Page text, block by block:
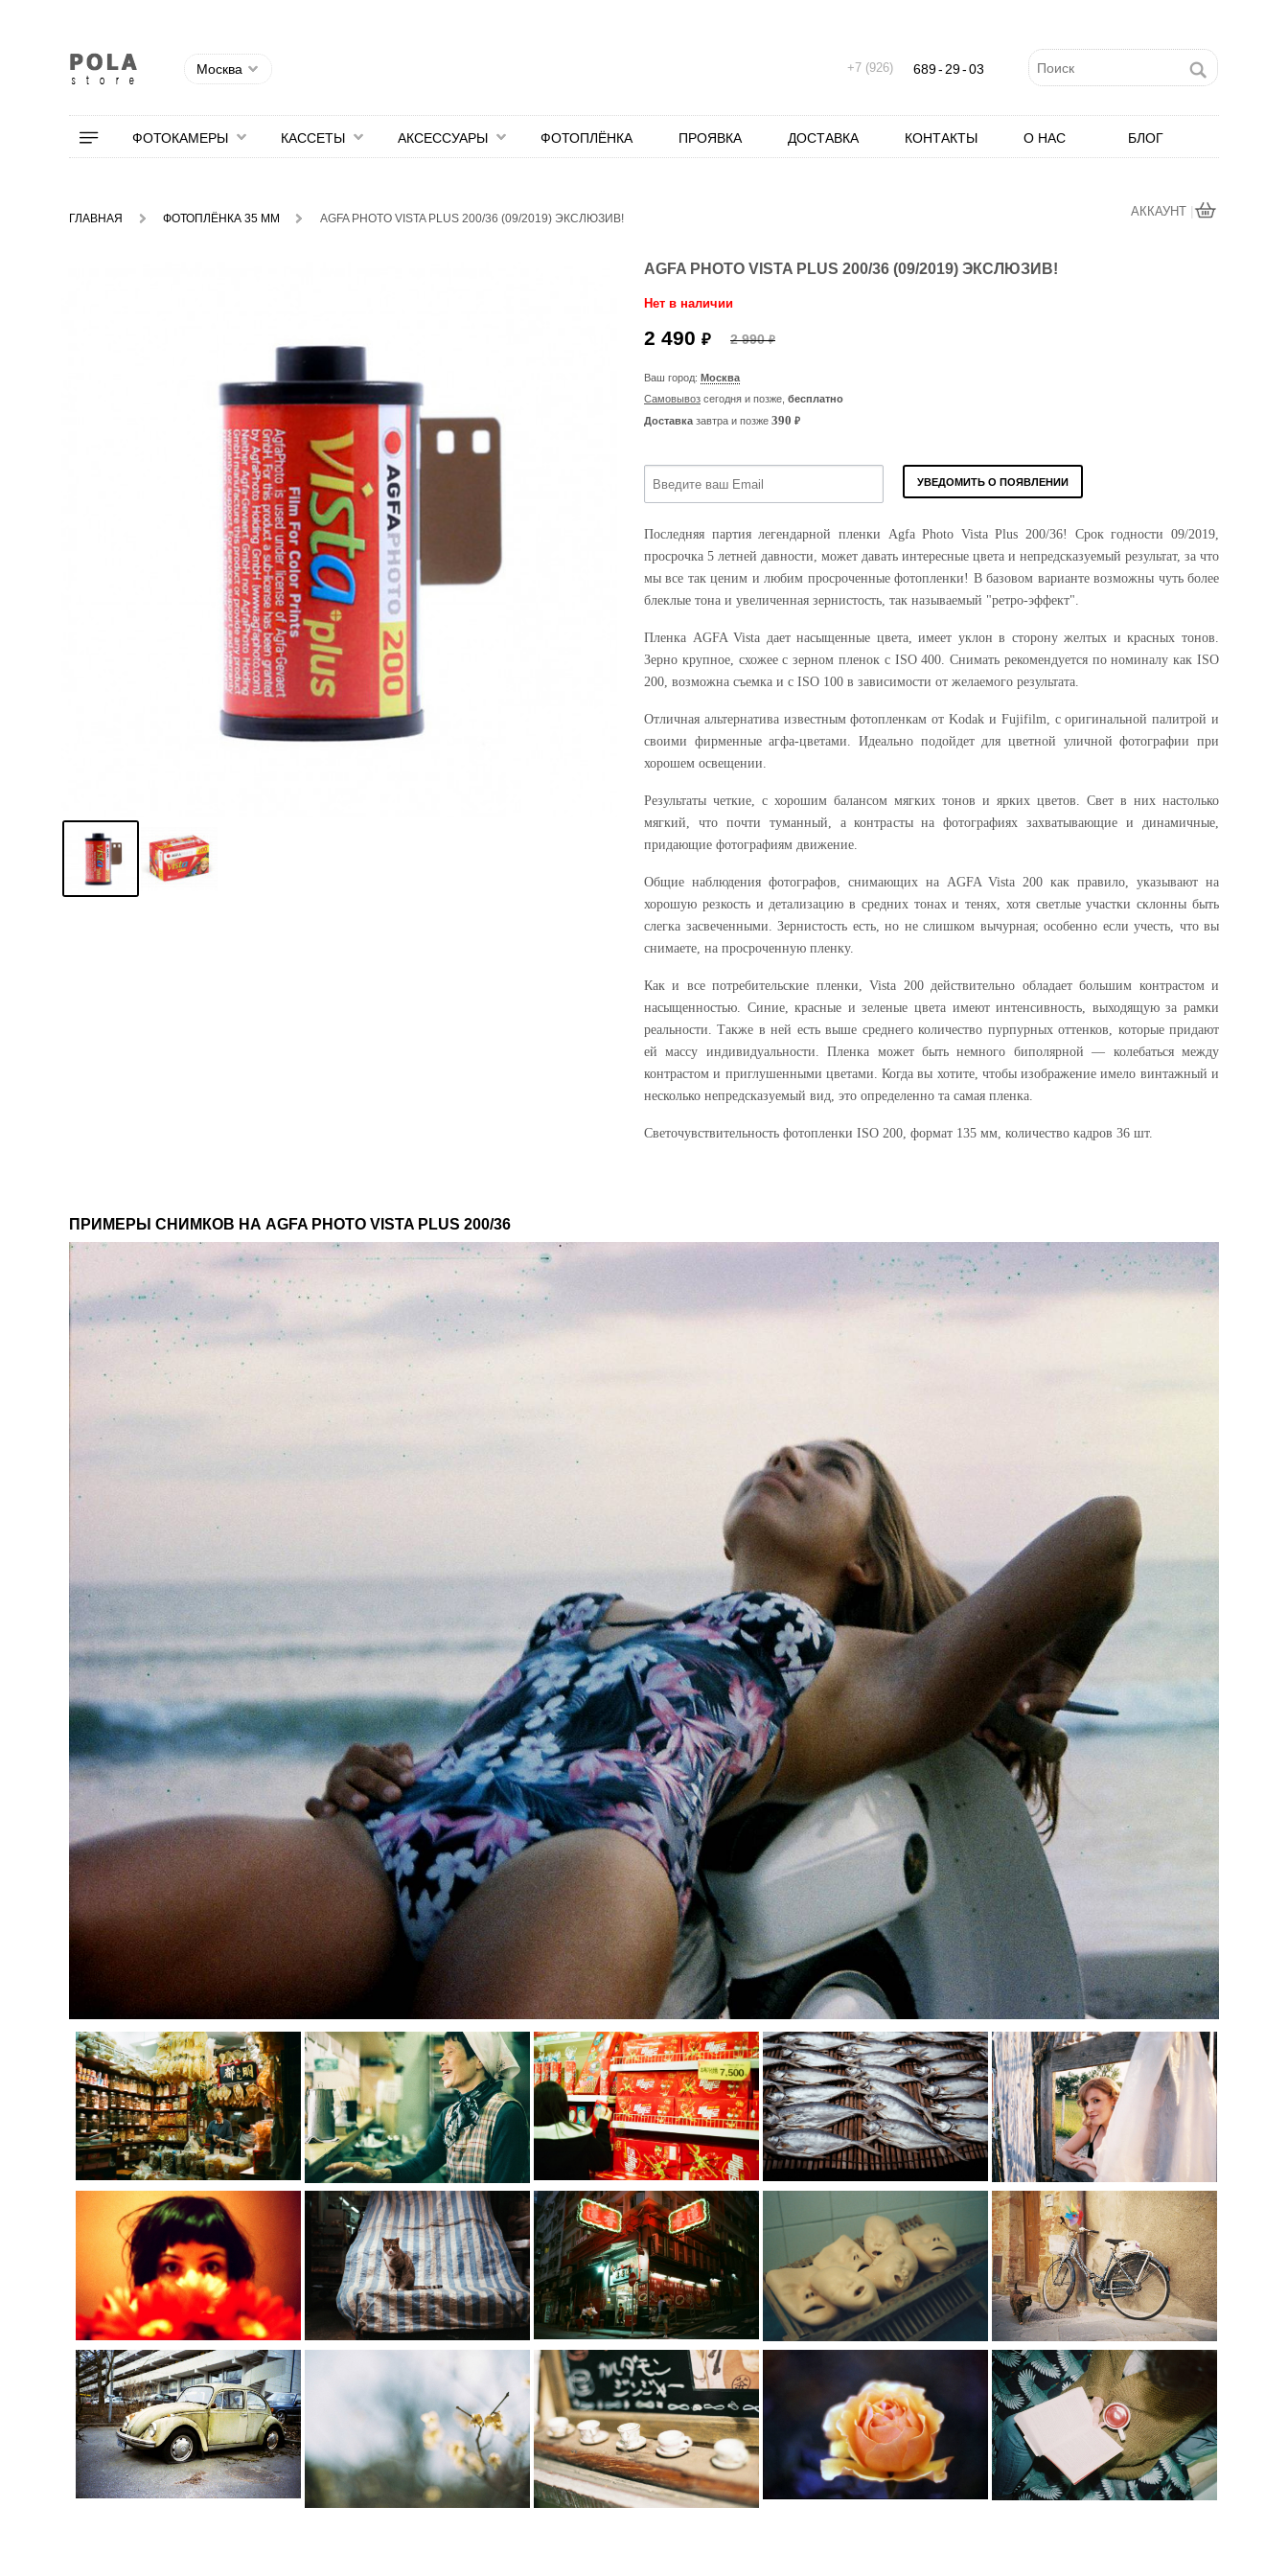
АККАУНТ |
Москва
ФОТОКАМЕРЫ КАССЕТЫ АКСЕССУАРЫ ФОТОПЛЁНКА ПРОЯВКА ДОСТАВКА КОНТАКТЫ О НАС БЛОГ
+7 (926) 689- 29-03
ГЛАВНАЯ ФОТОПЛЁНКА 35 ММ AGFA PHOTO VISTA PLUS 200/36 (09/2019) ЭКСЛЮЗИВ!
AGFA PHOTO VISTA PLUS 200/36 (09/2019) ЭКСЛЮЗИВ!
Нет в наличии
2 490 ₽ 2 990₽
Ваш город: Москва
Самовывоз сегодня и позже, бесплатно
Доставка завтра и позже 390 ₽
УВЕДОМИТЬ О ПОЯВЛЕНИИ
Последняя партия легендарной пленки Agfa Photo Vista Plus 200/36! Срок годности 09/2019,
просрочка 5 летней давности, может давать интересные цвета и непредсказуемый результат, за что
мы все так ценим и любим просроченные фотопленки! В базовом варианте возможны чуть более
блеклые тона и увеличенная зернистость, так называемый "ретро-эффект".
Пленка AGFA Vista дает насыщенные цвета, имеет уклон в сторону желтых и красных тонов.
Зерно крупное, схожее с зерном пленок с ISO 400. Снимать рекомендуется по номиналу как ISO
200, возможна съемка и с ISO 100 в зависимости от желаемого результата.
Отличная альтернатива известным фотопленкам от Kodak и Fujifilm, с оригинальной палитрой и
своими фирменные агфа-цветами. Идеально подойдет для цветной уличной фотографии при
хорошем освещении.
Результаты четкие, с хорошим балансом мягких тонов и ярких цветов. Свет в них настолько
мягкий, что почти туманный, а контрасты на фотографиях захватывающие и динамичные,
придающие фотографиям движение.
Общие наблюдения фотографов, снимающих на AGFA Vista 200 как правило, указывают на
хорошую резкость и детализацию в средних тонах и тенях, хотя светлые участки склонны быть
слегка засвеченными. Зернистость есть, но не слишком вычурная; особенно если учесть, что вы
снимаете, на просроченную пленку.
Как и все потребительские пленки, Vista 200 действительно обладает большим контрастом и
насыщенностью. Синие, красные и зеленые цвета имеют интенсивность, выходящую за рамки
реальности. Также в ней есть выше среднего количество пурпурных оттенков, которые придают
ей массу индивидуальности. Пленка может быть немного биполярной — колебаться между
контрастом и приглушенными цветами. Когда вы хотите, чтобы изображение имело винтажный и
несколько непредсказуемый вид, это определенно та самая пленка.
Светочувствительность фотопленки ISO 200, формат 135 мм, количество кадров 36 шт.
ПРИМЕРЫ СНИМКОВ НА AGFA PHOTO VISTA PLUS 200/36